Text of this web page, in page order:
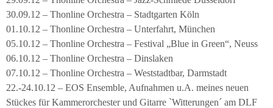
30.09.12 – Thonline Orchestra – Stadtgarten Köln
01.10.12 – Thonline Orchestra – Unterfahrt, München
05.10.12 – Thonline Orchestra – Festival „Blue in Green“, Neuss
06.10.12 – Thonline Orchestra – Dinslaken
07.10.12 – Thonline Orchestra – Weststadtbar, Darmstadt
22.-24.10.12 – EOS Ensemble, Aufnahmen u.A. meines neuen
Stückes für Kammerorchester und Gitarre `Witterungen´ am DLF